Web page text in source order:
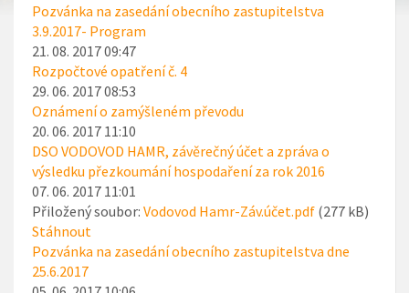
Pozvánka na zasedání obecního zastupitelstva
3.9.2017- Program
21. 08. 2017 09:47
Rozpočtové opatření č. 4
29. 06. 2017 08:53
Oznámení o zamýšleném převodu
20. 06. 2017 11:10
DSO VODOVOD HAMR, závěrečný účet a zpráva o
výsledku přezkoumání hospodaření za rok 2016
07. 06. 2017 11:01
Přiložený soubor: Vodovod Hamr-Záv.účet.pdf (277 kB)
Stáhnout
Pozvánka na zasedání obecního zastupitelstva dne
25.6.2017